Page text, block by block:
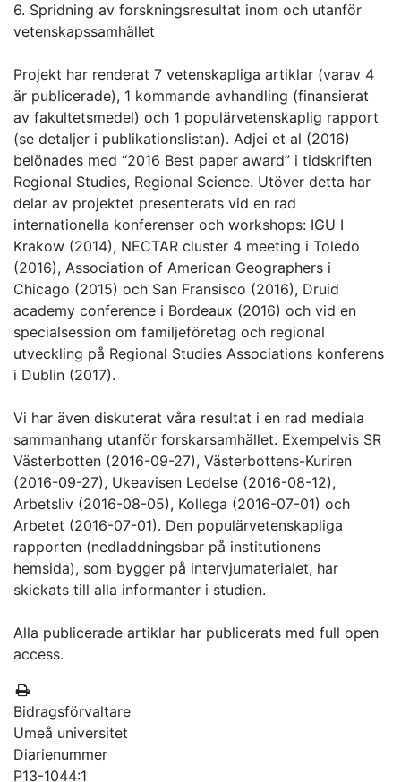
6. Spridning av forskningsresultat inom och utanför
vetenskapssamhället
Projekt har renderat 7 vetenskapliga artiklar (varav 4
är publicerade), 1 kommande avhandling (finansierat
av fakultetsmedel) och 1 populärvetenskaplig rapport
(se detaljer i publikationslistan). Adjei et al (2016)
belönades med “2016 Best paper award” i tidskriften
Regional Studies, Regional Science. Utöver detta har
delar av projektet presenterats vid en rad
internationella konferenser och workshops: IGU I
Krakow (2014), NECTAR cluster 4 meeting i Toledo
(2016), Association of American Geographers i
Chicago (2015) och San Fransisco (2016), Druid
academy conference i Bordeaux (2016) och vid en
specialsession om familjeföretag och regional
utveckling på Regional Studies Associations konferens
i Dublin (2017).
Vi har även diskuterat våra resultat i en rad mediala
sammanhang utanför forskarsamhället. Exempelvis SR
Västerbotten (2016-09-27), Västerbottens-Kuriren
(2016-09-27), Ukeavisen Ledelse (2016-08-12),
Arbetsliv (2016-08-05), Kollega (2016-07-01) och
Arbetet (2016-07-01). Den populärvetenskapliga
rapporten (nedladdningsbar på institutionens
hemsida), som bygger på intervjumaterialet, har
skickats till alla informanter i studien.
Alla publicerade artiklar har publicerats med full open
access.
Bidragsförvaltare
Umeå universitet
Diarienummer
P13-1044:1